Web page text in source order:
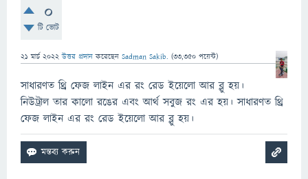
0
টি ভোট
21 মার্চ 2022 উত্তর প্রদান করেছেন Sadman Sakib. (33,350 পয়েন্ট)
সাধারণত থ্রি ফেজ লাইন এর রং রেড ইয়েলো আর ব্লু হয়।
নিউট্রাল তার কালো রঙের এবং আর্থ সবুজ রং এর হয়। সাধারণত থ্রি
ফেজ লাইন এর রং রেড ইয়েলো আর ব্লু হয়।